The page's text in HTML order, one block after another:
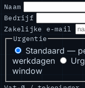
Naam
Bedrijf
Zakelijke e-mail
Urgentie
Standaard —
werkdagen
window